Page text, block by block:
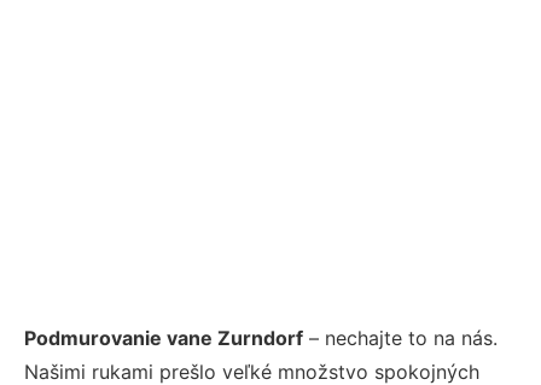
Podmurovanie vane Zurndorf – nechajte to na nás.
Našimi rukami prešlo veľké množstvo spokojných